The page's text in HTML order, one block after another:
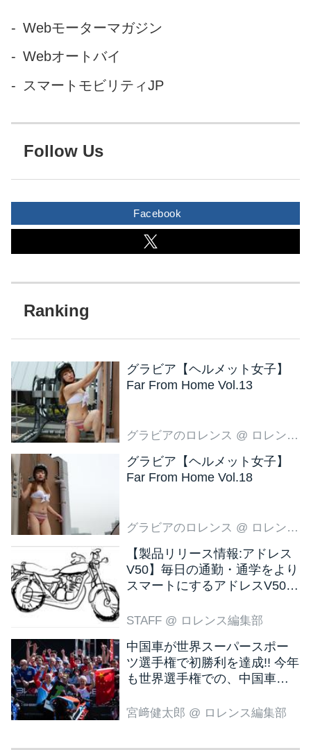
Webモーターマガジン
Webオートバイ
スマートモビリティJP
Follow Us
Facebook
グラビア【ヘルメット女子】
Far From Home Vol.13
グラビアのロレンス @ ロレンス編集部
グラビア【ヘルメット女子】
Far From Home Vol.18
グラビアのロレンス @ ロレンス編集部
【製品リリース情報:アドレス
V50】毎日の通勤・通学をより
スマートにするアドレスV50
STAFF @ ロレンス編集部
中国車が世界スーパースポー
ツ選手権で初勝利を達成!! 今年
も世界選手権での、中国車の
宮﨑健太郎 @ ロレンス編集部